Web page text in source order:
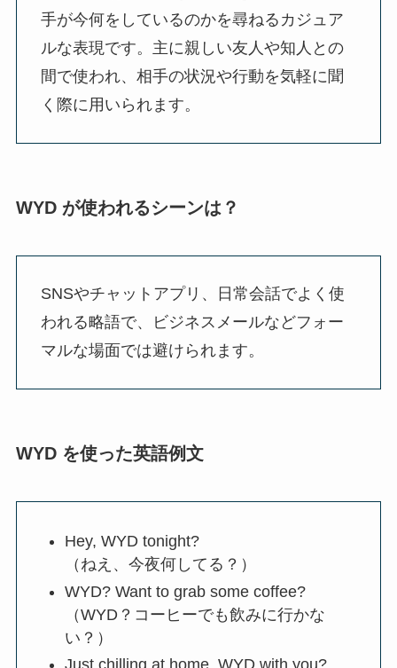
手が今何をしているのかを尋ねるカジュア
ルな表現です。主に親しい友人や知人との
間で使われ、相手の状況や行動を気軽に聞
く際に用いられます。
WYD が使われるシーンは？
SNSやチャットアプリ、日常会話でよく使
われる略語で、ビジネスメールなどフォー
マルな場面では避けられます。
WYD を使った英語例文
Hey, WYD tonight?
（ねえ、今夜何してる？）
WYD? Want to grab some coffee?
（WYD？コーヒーでも飲みに行かな
い？）